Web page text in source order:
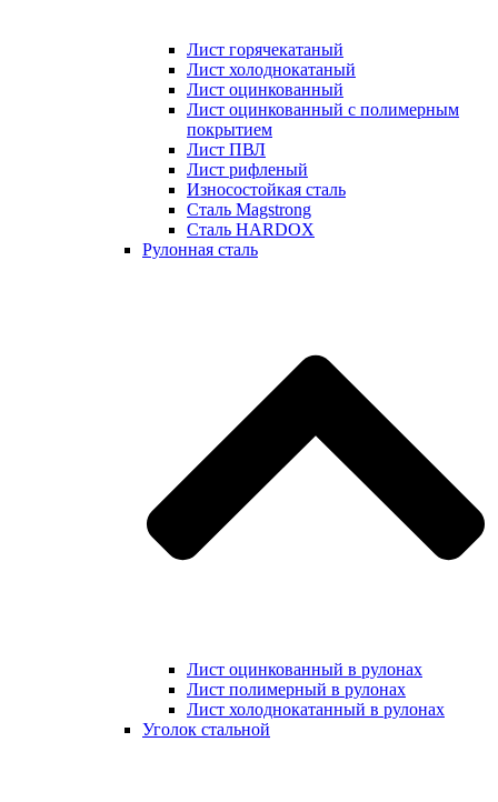
Лист горячекатаный
Лист холоднокатаный
Лист оцинкованный
Лист оцинкованный с полимерным
покрытием
Лист ПВЛ
Лист рифленый
Износостойкая сталь
Сталь Magstrong
Сталь HARDOX
Рулонная сталь
Лист оцинкованный в рулонах
Лист полимерный в рулонах
Лист холоднокатанный в рулонах
Уголок стальной